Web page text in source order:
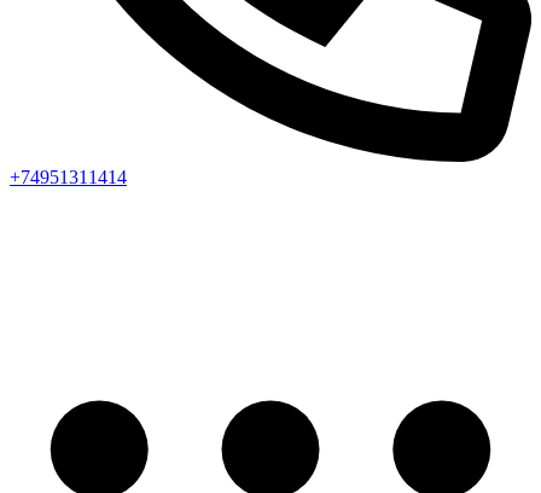
+74951311414